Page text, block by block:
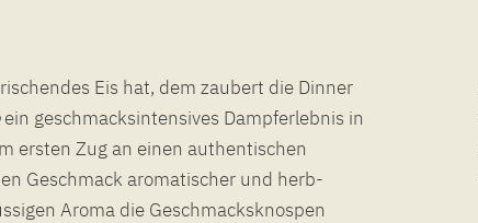
Eis hat, dem zaubert die Dinner
ein geschmacksintensives Dampferlebnis in
ersten Zug an einen authentischen
Geschmack aromatischer und herb-
Aroma die Geschmacksknospen
direkt in deiner Lieblingseisdiele genießen würdest.Eine angenehme Kühle
bei jedem Zug für das realistische